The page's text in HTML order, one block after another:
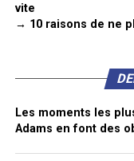
vite
→ 10 raisons de ne
Les moments les
Adams en font des